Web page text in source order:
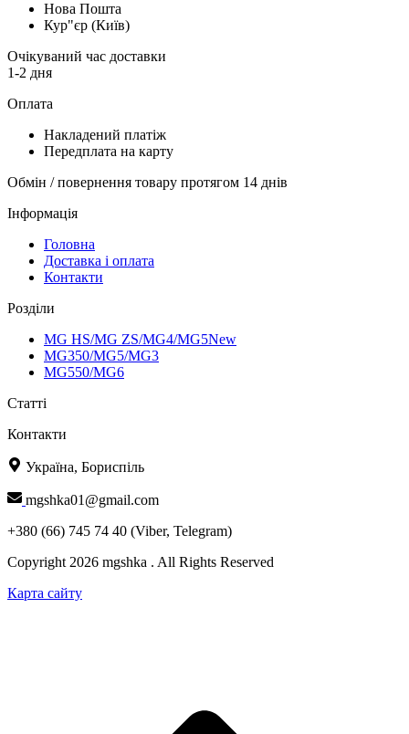
Нова Пошта
Кур"єр (Київ)
Очікуваний час доставки
1-2 дня
Оплата
Накладений платіж
Передплата на карту
Обмін / повернення товару протягом 14 днів
Інформація
Головна
Доставка і оплата
Контакти
Розділи
MG HS/MG ZS/MG4/MG5New
MG350/MG5/MG3
MG550/MG6
Статті
Контакти
Україна, Бориспіль
mgshka01@gmail.com
+380 (66) 745 74 40 (Viber, Telegram)
Copyright 2026 mgshka . All Rights Reserved
Карта сайту